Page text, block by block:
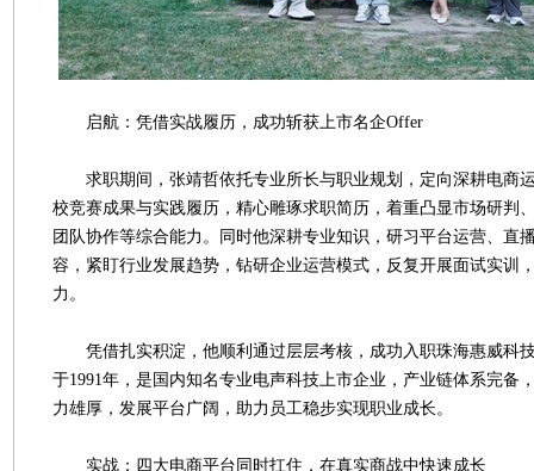
启航：凭借实战履历，成功斩获上市名企Offer
求职期间，张靖哲依托专业所长与职业规划，定向深耕电商
校竞赛成果与实践履历，精心雕琢求职简历，着重凸显市场研判
团队协作等综合能力。同时他深耕专业知识，研习平台运营、直
容，紧盯行业发展趋势，钻研企业运营模式，反复开展面试实训
力。
凭借扎实积淀，他顺利通过层层考核，成功入职珠海惠威科
于1991年，是国内知名专业电声科技上市企业，产业链体系完备
力雄厚，发展平台广阔，助力员工稳步实现职业成长。
实战：四大电商平台同时扛住，在真实商战中快速成长